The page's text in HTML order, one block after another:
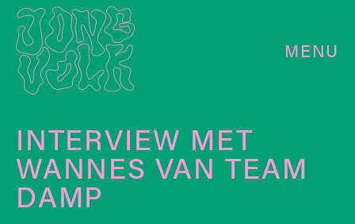
MENU
INTERVIEW MET
WANNES VAN TEAM
DAMP